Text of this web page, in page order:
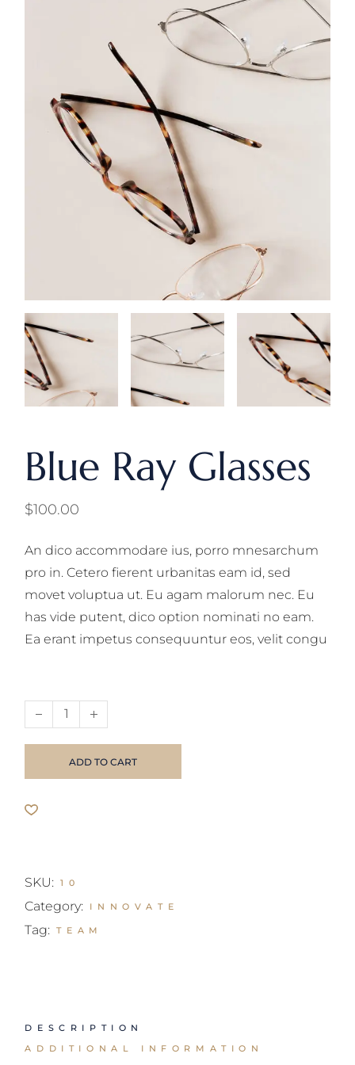
Blue Ray Glasses
$100.00
An dico accommodare ius, porro mnesarchum
pro in. Cetero fierent urbanitas eam id, sed
movet voluptua ut. Eu agam malorum nec. Eu
has vide putent, dico option nominati no eam.
Ea erant impetus consequuntur eos, velit congu
Blue Ray Glasses quantity
ADD TO CART
SKU: 10
Category: INNOVATE
Tag: TEAM
DESCRIPTION
ADDITIONAL INFORMATION